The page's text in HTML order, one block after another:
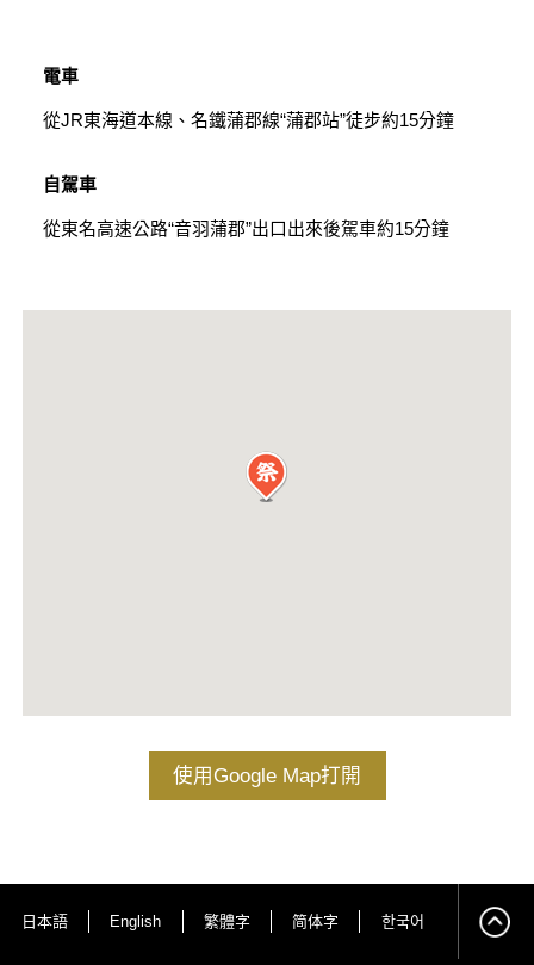
電車
從JR東海道本線、名鐵蒲郡線“蒲郡站”徒步約15分鐘
自駕車
從東名高速公路“音羽蒲郡”出口出來後駕車約15分鐘
使用Google Map打開
日本語 English 繁體字 简体字 한국어